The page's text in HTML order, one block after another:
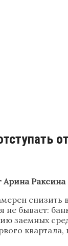
Арина Раксина
снизить в
бывает: